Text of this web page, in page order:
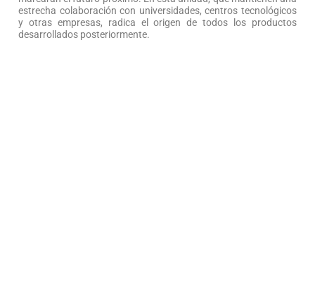
estrecha colaboración con universidades, centros tecnológicos
y otras empresas, radica el origen de todos los productos
desarrollados posteriormente.